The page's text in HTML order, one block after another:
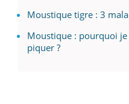
Moustique tigre : 3
Moustique : pourquoi
piquer ?